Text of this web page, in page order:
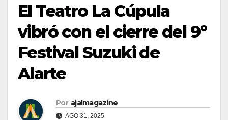
El Teatro La Cúpula
vibró con el cierre del 9º
Festival Suzuki de
Alarte
Por ajalmagazine
AGO 31, 2025